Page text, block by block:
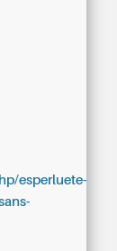
esperluete-